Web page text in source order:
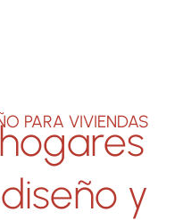
PARA VIVIENDAS
y